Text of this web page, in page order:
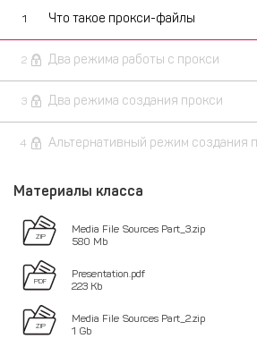
1 Что такое прокси-файлы
2 Два режима работы с прокси
3 Два режима создания прокси
4 Альтернативный режим создания
Материалы класса
Media File Sources Part_3.zip
580 Mb
Presentation.pdf
223 Kb
Media File Sources Part_2.zip
1 Gb